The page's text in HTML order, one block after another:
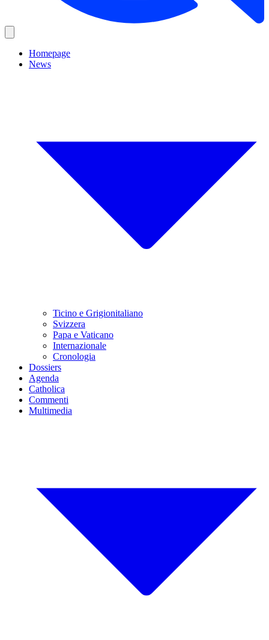
Homepage
News
Ticino e Grigionitaliano
Svizzera
Papa e Vaticano
Internazionale
Cronologia
Dossiers
Agenda
Catholica
Commenti
Multimedia